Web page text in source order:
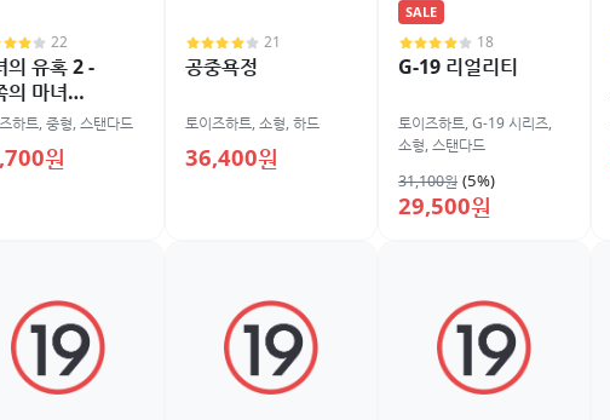
22
의 유혹 2 -
의 마녀
나다
하트,중형,스탠다드
원
21
공중욕정
토이즈하트,소형,하드
36,400원
SALE
18
G-19 리얼리티
토이즈하트,G-19 시리즈,
소형,스탠다드
31,100원 (5%)
29,500원